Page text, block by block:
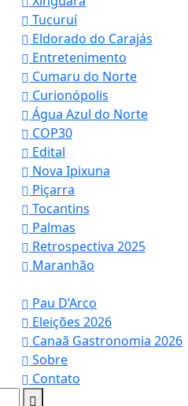
Tucuruí
Eldorado do Carajás
Entretenimento
Cumaru do Norte
Curionópolis
Água Azul do Norte
COP30
Edital
Nova Ipixuna
Piçarra
Tocantins
Palmas
Retrospectiva 2025
Maranhão
Pau D’Arco
Eleições 2026
Canaã Gastronomia 2026
Sobre
Contato